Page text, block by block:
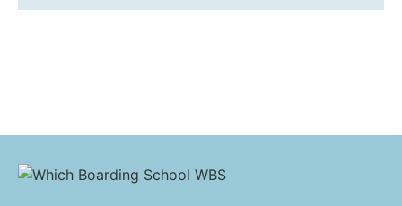
para A Levels.